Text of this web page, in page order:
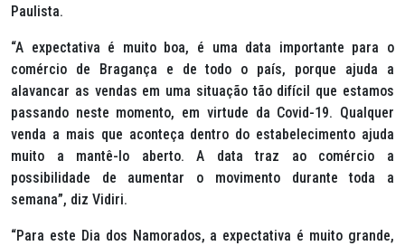
Paulista.
“A expectativa é muito boa, é uma data importante para o
comércio de Bragança e de todo o país, porque ajuda a
alavancar as vendas em uma situação tão difícil que estamos
passando neste momento, em virtude da Covid-19. Qualquer
venda a mais que aconteça dentro do estabelecimento ajuda
muito a mantê-lo aberto. A data traz ao comércio a
possibilidade de aumentar o movimento durante toda a
semana”, diz Vidiri.
“Para este Dia dos Namorados, a expectativa é muito grande,